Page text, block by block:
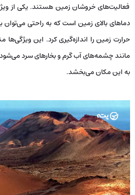
فعالیت‌های خروشان زمین هستند. یکی از
دماهای بالای زمین است که به راحتی می‌توان
حرارت زمین را اندازه‌گیری کرد. این ویژگی‌ها
مانند چشمه‌های آب گرم و بخارهای سرد
به این مکان می‌بخشد.